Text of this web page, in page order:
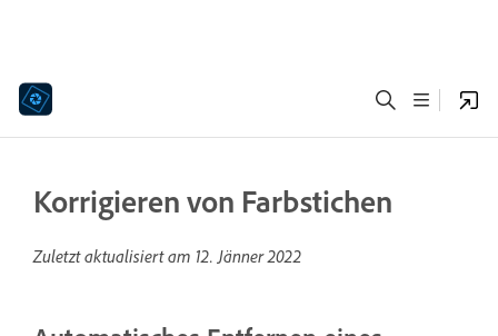
Korrigieren von Farbstichen
Zuletzt aktualisiert am 12. Jänner 2022